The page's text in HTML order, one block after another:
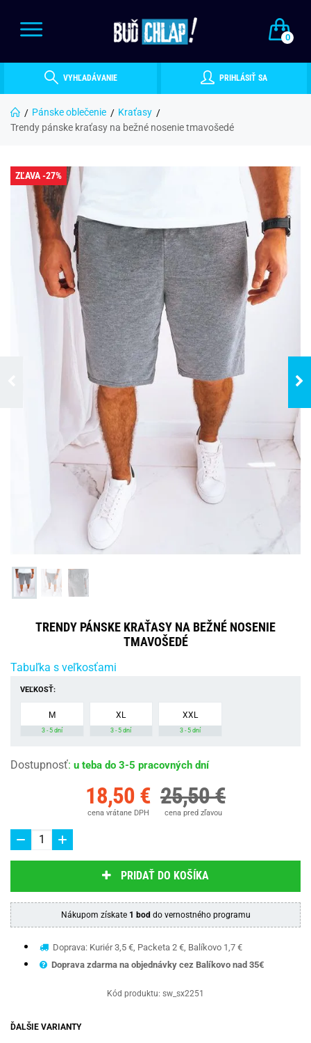
0
VYHĽADÁVANIE PRIHLÁSIŤ SA
Pánske oblečenie
Kraťasy
Trendy pánske kraťasy na bežné nosenie tmavošedé
ZĽAVA -27%
TRENDY PÁNSKE KRAŤASY NA BEŽNÉ NOSENIE
TMAVOŠEDÉ
Tabuľka s veľkosťami
VEĽKOSŤ:
M
3 - 5 dní
XL
3 - 5 dní
XXL
3 - 5 dní
Dostupnosť: u teba do 3-5 pracovných dní
18,50 €
cena vrátane DPH
25,50 €
cena pred zľavou
PRIDAŤ DO KOŠÍKA
Nákupom získate 1 bod do vernostného programu
Doprava: Kuriér 3,5 €, Packeta 2 €, Balíkovo 1,7 €
Doprava zdarma na objednávky cez Balíkovo nad 35€
Kód produktu: sw_sx2251
ĎALŠIE VARIANTY